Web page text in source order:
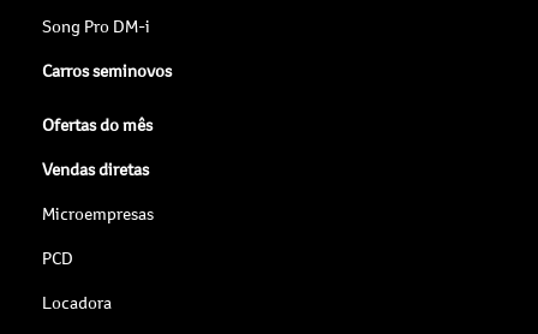
Song Pro DM-i
Carros seminovos
Ofertas do mês
Vendas diretas
Microempresas
PCD
Locadora